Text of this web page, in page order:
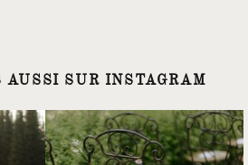
AUSSI SUR INSTAGRAM